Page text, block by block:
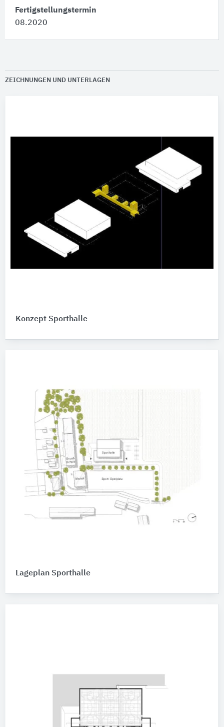
Fertigstellungstermin
08.2020
ZEICHNUNGEN UND UNTERLAGEN
Konzept Sporthalle
Lageplan Sporthalle